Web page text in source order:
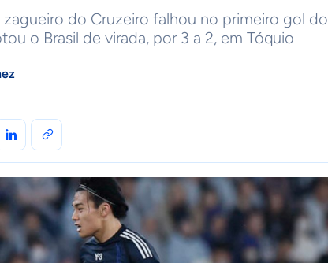
zagueiro do Cruzeiro falhou no primeiro gol do
o Brasil de virada, por 3 a 2, em Tóquio